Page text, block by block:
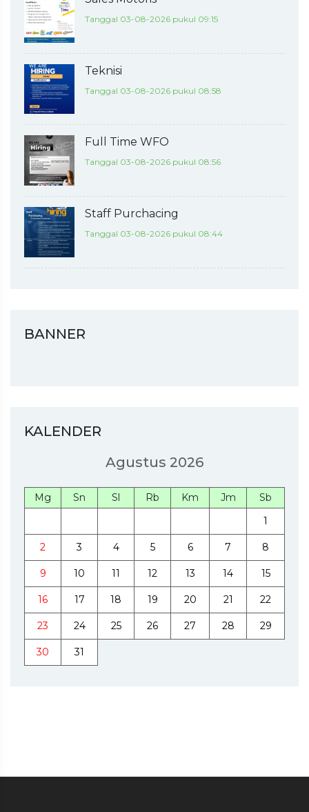
Tanggal 03-08-2026 pukul 09:15
Teknisi
Tanggal 03-08-2026 pukul 08:58
Full Time WFO
Tanggal 03-08-2026 pukul 08:56
Staff Purchacing
Tanggal 03-08-2026 pukul 08:44
BANNER
KALENDER
Agustus 2026
Mg Sn Sl Rb Km Jm
Sb
1
2 3 4 5 6 7 8
9 10 11 12 13 14 15
16 17 18 19 20 21 22
23 24 25 26 27 28 29
30 31